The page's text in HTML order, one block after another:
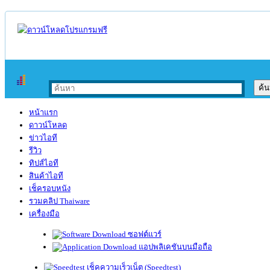
หน้าแรก
ดาวน์โหลด
ข่าวไอที
รีวิว
ทิปส์ไอที
สินค้าไอที
เช็ครอบหนัง
รวมคลิป Thaiware
เครื่องมือ
ซอฟต์แวร์
แอปพลิเคชันบนมือถือ
เช็คความเร็วเน็ต (Speedtest)